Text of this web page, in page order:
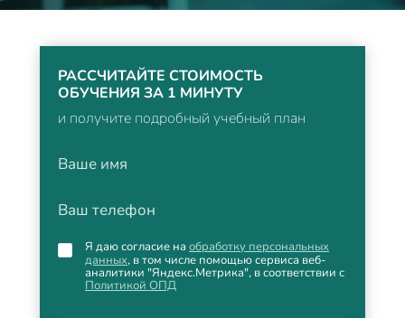
РАССЧИТАЙТЕ СТОИМОСТЬ
ОБУЧЕНИЯ ЗА 1 МИНУТУ
и получите подробный учебный план
Ваше имя
Ваш телефон
Я даю согласие на обработку персональных
данных, в том числе помощью сервиса веб-
аналитики "Яндекс.Метрика", в соответствии с
Политикой ОПД